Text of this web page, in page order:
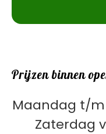
Prijzen binnen
Maandag t/m
Zaterdag